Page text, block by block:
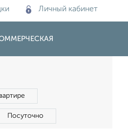
Личный кабинет
Посуточно